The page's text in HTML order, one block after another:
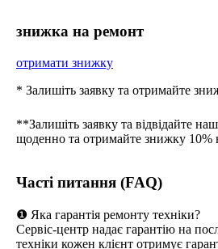
знижка на ремонт
отримати знижку
* Залишіть заявку та отримайте
**Залишіть заявку та відвідайте
щоденно та отримайте знижку 10%
Часті питання (FAQ)
❶ Яка гарантія ремонту техніки?
Сервіс-центр надає гарантію на
техніки кожен клієнт отримує